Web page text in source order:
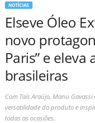
NOTÍCIAS
Elseve Óleo
novo
Paris” e eleva
brasileiras
Com Taís Araújo, Manu
versatilidade do produto e
todas as ocasiões.